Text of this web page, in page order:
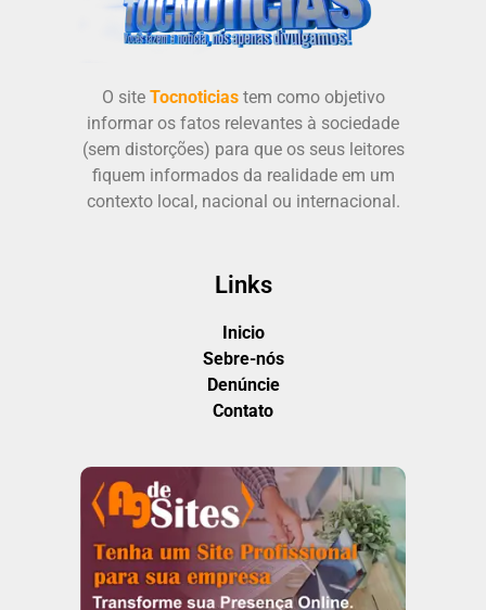
O site Tocnoticiastem como objetivo
informar os fatos relevantes à sociedade
(sem distorções) para que os seus leitores
fiquem informados da realidade em um
contexto local, nacional ou internacional.
Links
Inicio
Sebre-nós
Denúncie
Contato